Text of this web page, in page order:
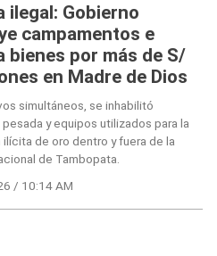
ilegal: Gobierno
campamentos e
bienes por más de S/
en Madre de Dios
simultáneos, se inhabilitó
pesada y equipos utilizados para la
de oro dentro y fuera de la
de Tambopata.
/ 10:14 AM